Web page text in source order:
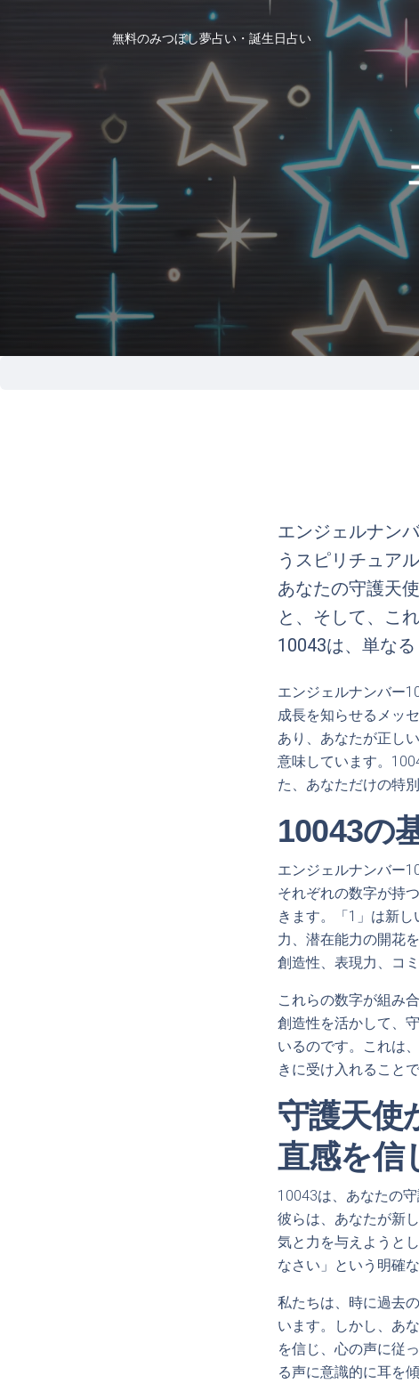
無料のみつぼし夢占い・誕生日占い
エンジェルナン
うスピリチュア
あなたの守護天
と、そして、こ
10043は、単なる
エンジェルナンバー
成長を知らせるメッ
あり、あなたが正し
意味しています。
た、あなただけの特
10043の
エンジェルナンバー
それぞれの数字が持
きます。「1」は新
力、潜在能力の開花
創造性、表現力、コ
これらの数字が組み
創造性を活かして、
いるのです。これは
きに受け入れること
守護天使
直感を信
10043は、あなたの
彼らは、あなたが新
気と力を与えようと
なさい」という明確
私たちは、時に過去
います。しかし、あ
を信じ、心の声に従
る声に意識的に耳を